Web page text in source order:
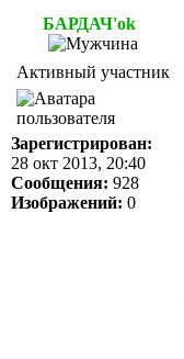
БАРДАЧ'ok
Активный участник
Зарегистрирован:
28 окт 2013, 20:40
Сообщения: 928
Изображений: 0